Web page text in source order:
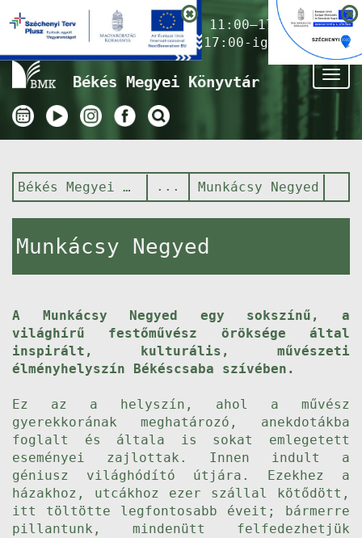
Nyitvatartás ma:11:00–17:00
(Gyermekkönyvtár 17:00-ig)
Békés Megyei Könyvtár
Békés Megyei Könyvtár Munkácsy Negyed
Munkácsy Negyed
A Munkácsy Negyed egy sokszínű, a
világhírű festőművész öröksége által
inspirált, kulturális, művészeti
élményhelyszín Békéscsaba szívében.
Ez az a helyszín, ahol a művész
gyerekkorának meghatározó, anekdotákba
foglalt és általa is sokat emlegetett
eseményei zajlottak. Innen indult a
géniusz világhódító útjára. Ezekhez a
házakhoz, utcákhoz ezer szállal kötődött,
itt töltötte legfontosabb éveit; bármerre
pillantunk, mindenütt felfedezhetjük